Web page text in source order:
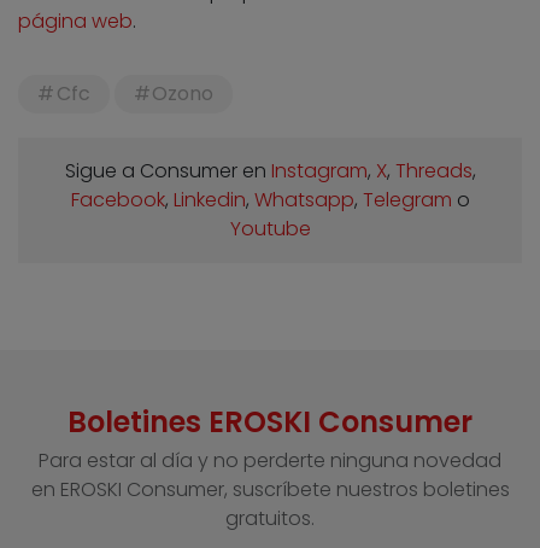
página web.
Cfc Ozono
Sigue a Consumer en Instagram, X, Threads,
Facebook, Linkedin, Whatsapp, Telegram o
Youtube
Boletines EROSKI Consumer
Para estar al día y no perderte ninguna novedad
en EROSKI Consumer, suscríbete nuestros boletines
gratuitos.